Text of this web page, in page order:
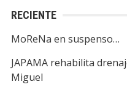
RECIENTE
MoReNa en suspenso…
JAPAMA rehabilita
Miguel